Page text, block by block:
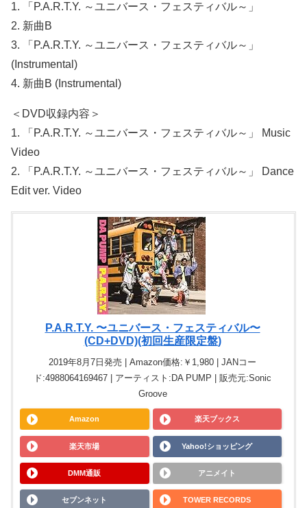
1. 「P.A.R.T.Y. ～ユニバース・フェスティバル～」
2. 新曲B
3. 「P.A.R.T.Y. ～ユニバース・フェスティバル～」
(Instrumental)
4. 新曲B (Instrumental)
＜DVD収録内容＞
1. 「P.A.R.T.Y. ～ユニバース・フェスティバル～」 Music
Video
2. 「P.A.R.T.Y. ～ユニバース・フェスティバル～」 Dance
Edit ver. Video
P.A.R.T.Y. 〜ユニバース・フェスティバル〜
(CD+DVD)(初回生産限定盤)
2019年8月7日発売 | Amazon価格:￥1,980 | JANコー
ド:4988064169467 | アーティスト:DA PUMP | 販売元:Sonic
Groove
Amazon 楽天ブックス
楽天市場 Yahoo!ショッピング
DMM通販 アニメイト
セブンネット TOWER RECORDS